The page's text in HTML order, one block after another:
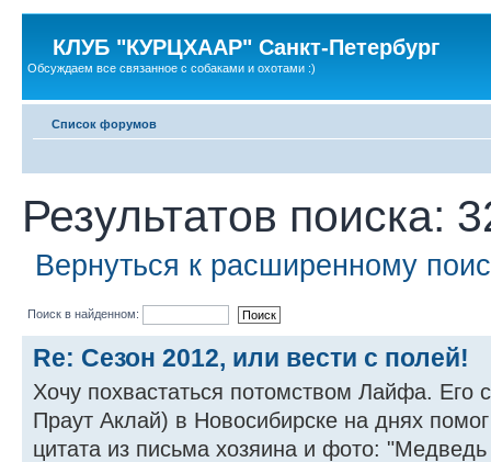
КЛУБ "КУРЦХААР" Санкт-Петербург
Обсуждаем все связанное с собаками и охотами :)
Список форумов
Результатов поиска:
Вернуться к расширенному
Поиск в найденном:
Re: Сезон 2012, или вести с полей!
Хочу похвастаться потомством Лайфа. Его
Праут Аклай) в Новосибирске на днях
цитата из письма хозяина и фото: